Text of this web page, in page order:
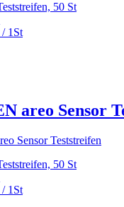
50 St
1St
areo Sensor
50 St
1St